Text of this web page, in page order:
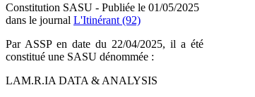
Constitution SASU - Publiée le 01/05/2025
dans le journal L'Itinérant (92)
Par ASSP en date du 22/04/2025, il a été
constitué une SASU dénommée :
LAM.R.IA DATA & ANALYSIS